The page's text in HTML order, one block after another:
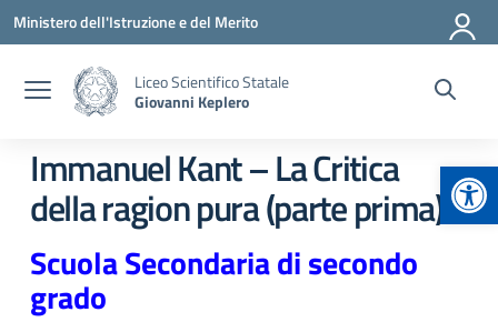
Vai ai contenuti
Vai al menu di navigazione
Vai al footer
Ministero dell'Istruzione e del Merito
Liceo Scientifico Statale
Giovanni Keplero
Immanuel Kant – La Critica
della ragion pura (parte prima)
Scuola Secondaria di secondo
grado